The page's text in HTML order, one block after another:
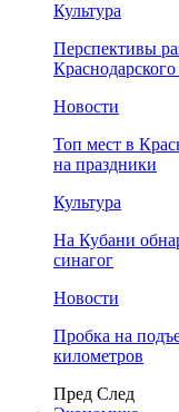
Культура
Перспективы
Новости
Топ мест в
на праздники
Культура
На Кубани
синагог
Новости
Пробка на
километров
Пред След